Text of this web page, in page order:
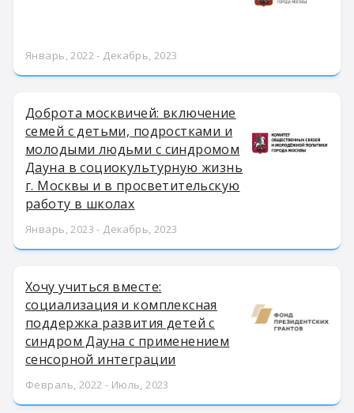
Январь, 2022 - Декабрь, 2023
Доброта москвичей: включение
семей с детьми, подростками и
молодыми людьми с синдромом
Дауна в социокультурную жизнь
г. Москвы и в просветительскую
работу в школах
Январь, 2023 - Декабрь, 2023
Хочу учиться вместе:
социализация и комплексная
поддержка развития детей с
синдром Дауна с применением
сенсорной интеграции
Февраль, 2022 - Июль, 2023